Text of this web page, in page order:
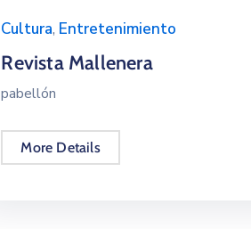
Cultura, Entretenimiento
Revista Mallenera
pabellón
More Details